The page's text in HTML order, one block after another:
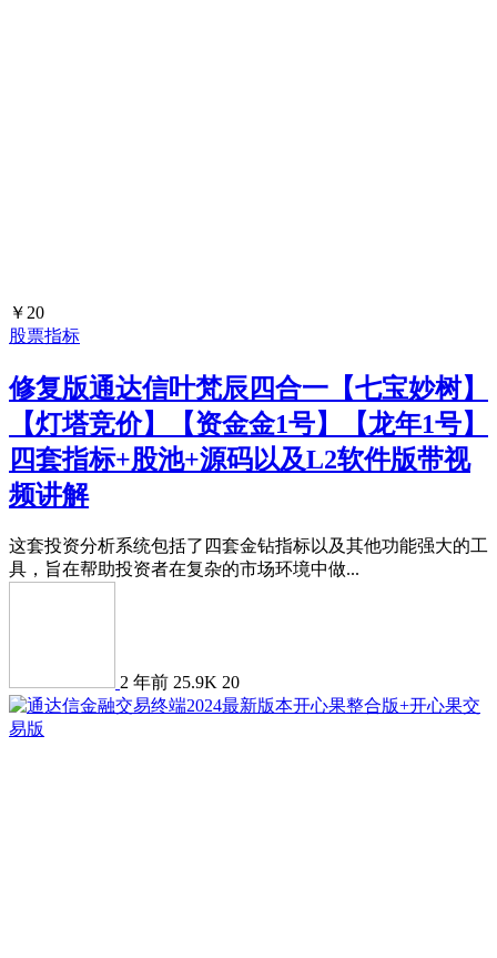
￥20
股票指标
修复版通达信叶梵辰四合一【七宝妙树】
【灯塔竞价】【资金金1号】【龙年1号】
四套指标+股池+源码以及L2软件版带视
频讲解
这套投资分析系统包括了四套金钻指标以及其他功能强大的工
具，旨在帮助投资者在复杂的市场环境中做...
2 年前 25.9K 20